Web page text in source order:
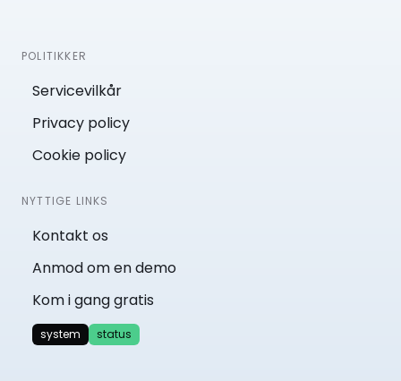
POLITIKKER
Servicevilkår
Privacy policy
Cookie policy
NYTTIGE LINKS
Kontakt os
Anmod om en demo
Kom i gang gratis
system status